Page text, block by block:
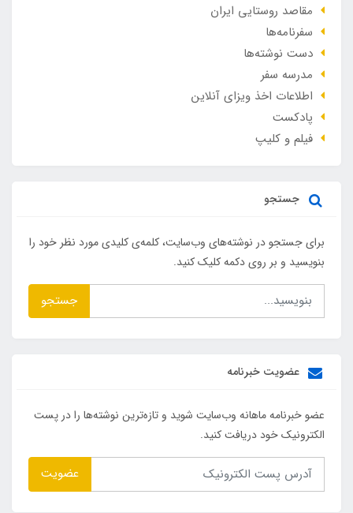
مقاصد روستایی ایران
سفرنامه‌ها
دست نوشته‌ها
مدرسه سفر
اطلاعات اخذ ویزای آنلاین
پادکست
فیلم و کلیپ
جستجو
برای جستجو در نوشته‌های وب‌سایت، کلمه‌ی کلیدی مورد نظر خود را
بنویسید و بر روی دکمه کلیک کنید.
جستجو
عضویت خبرنامه
عضو خبرنامه ماهانه وب‌سایت شوید و تازه‌ترین نوشته‌ها را در پست
الکترونیک خود دریافت کنید.
عضویت